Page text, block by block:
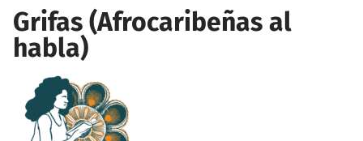
Grifas (Afrocaribeñas al
habla)